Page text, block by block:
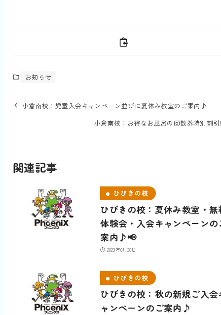
お知らせ
小倉南校：児童入会キャンペーン並びに夏休み教室のご案内♪
小倉南校：お得なお風呂の回数券特別割
関連記事
ひびきの校
ひびきの校：夏休み教室・無
体験会・入会キャンペーンの
案内♪📢
2023年6月20日
ひびきの校
ひびきの校：秋の新規ご入会
ャンペーンのご案内♪